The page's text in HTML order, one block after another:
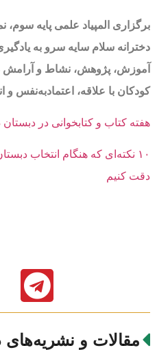
برگزاری المپیاد علمی پایه سوم،
دخترانه سلام سایه سرو به
آموزش، پژوهش، نشاط و آرامش
کودکان با علاقه، اعتمادبه‌نفس و
هفته کتاب و کتابخوانی در
۱۰ نکته‌ای که هنگام انتخاب
دقت کنیم
مقالات و نشریه‌های